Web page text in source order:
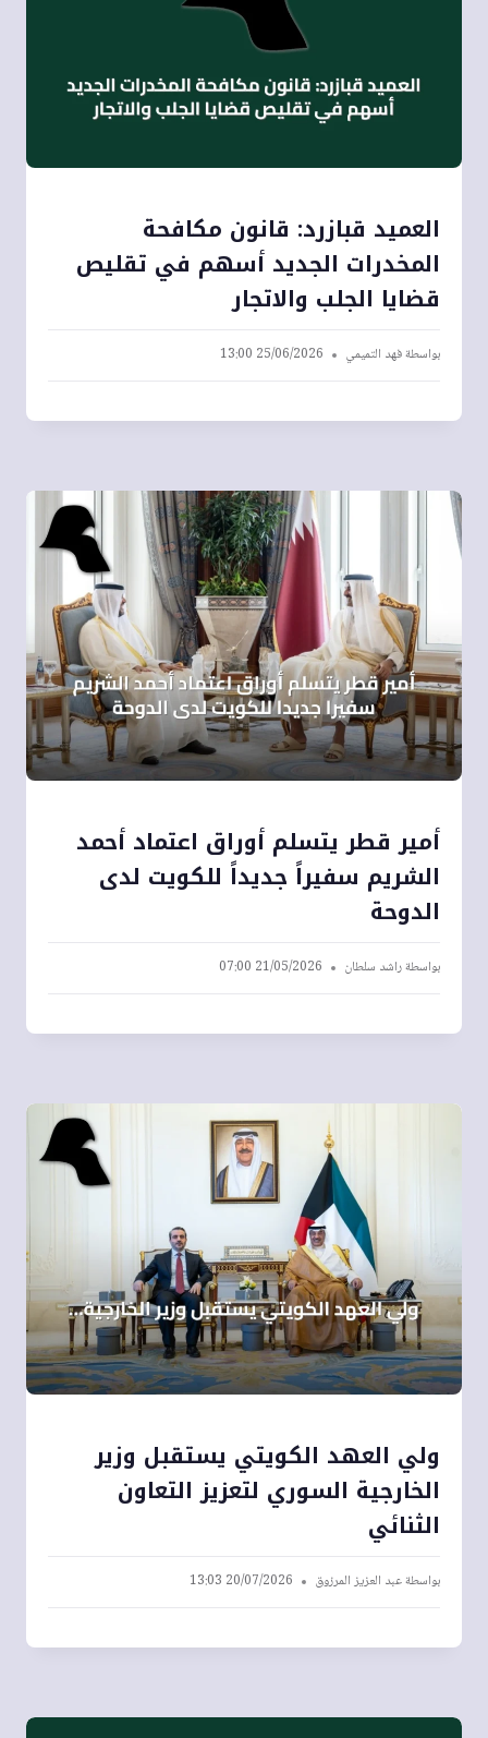
العميد قبازرد: قانون مكافحة
المخدرات الجديد أسهم في تقليص
قضايا الجلب والاتجار
بواسطةفهد التميمي 25/06/2026 13:00
أمير قطر يتسلم أوراق اعتماد أحمد
الشريم سفيراً جديداً للكويت لدى
الدوحة
بواسطةراشد سلطان 21/05/2026 07:00
ولي العهد الكويتي يستقبل وزير
الخارجية السوري لتعزيز التعاون
الثنائي
بواسطةعبد العزيز المرزوق 20/07/2026 13:03